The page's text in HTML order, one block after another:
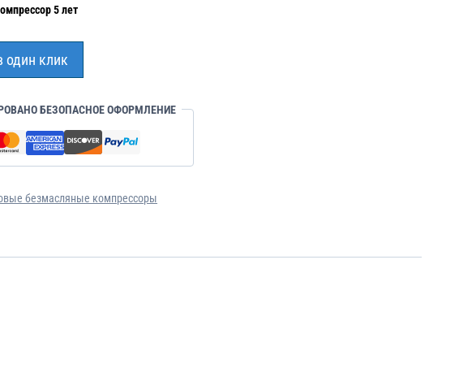
5 лет
один клик
БЕЗОПАСНОЕ ОФОРМЛЕНИЕ
безмасляные компрессоры